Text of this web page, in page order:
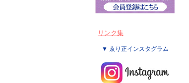
リンク集
▼ ゑり正インスタグラム